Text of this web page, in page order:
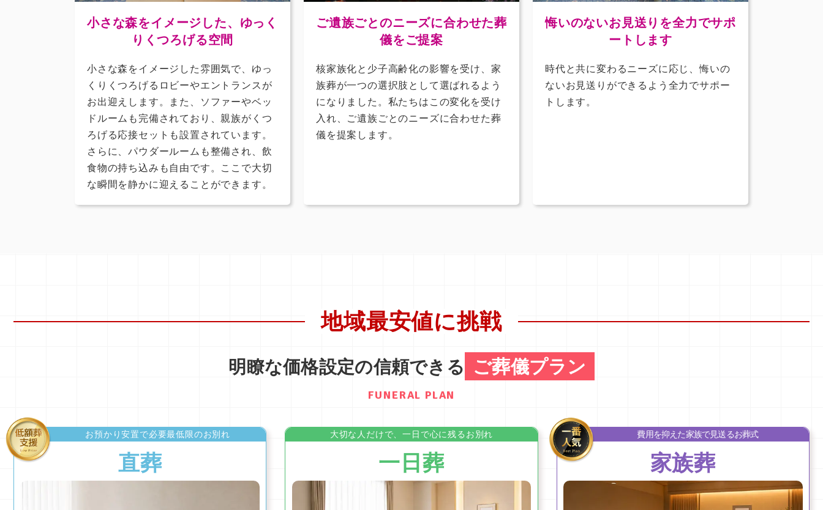
小さな森をイメージした、ゆっく
りくつろげる空間
小さな森をイメージした雰囲気で、ゆっ
くりくつろげるロビーやエントランスが
お出迎えします。また、ソファーやベッ
ドルームも完備されており、親族がくつ
ろげる応接セットも設置されています。
さらに、パウダールームも整備され、飲
食物の持ち込みも自由です。ここで大切
な瞬間を静かに迎えることができます。
ご遺族ごとのニーズに合わせた葬
儀をご提案
核家族化と少子高齢化の影響を受け、家
族葬が一つの選択肢として選ばれるよう
になりました。私たちはこの変化を受け
入れ、ご遺族ごとのニーズに合わせた葬
儀を提案します。
悔いのないお見送りを全力でサポ
ートします
時代と共に変わるニーズに応じ、悔いの
ないお見送りができるよう全力でサポー
トします。
地域最安値に挑戦
明瞭な価格設定の信頼できる ご葬儀プラン
FUNERAL PLAN
お預かり安置で必要最低限のお別れ
直葬
大切な人だけで、一日で心に残るお別れ
一日葬
費用を抑えた家族で見送るお葬式
家族葬